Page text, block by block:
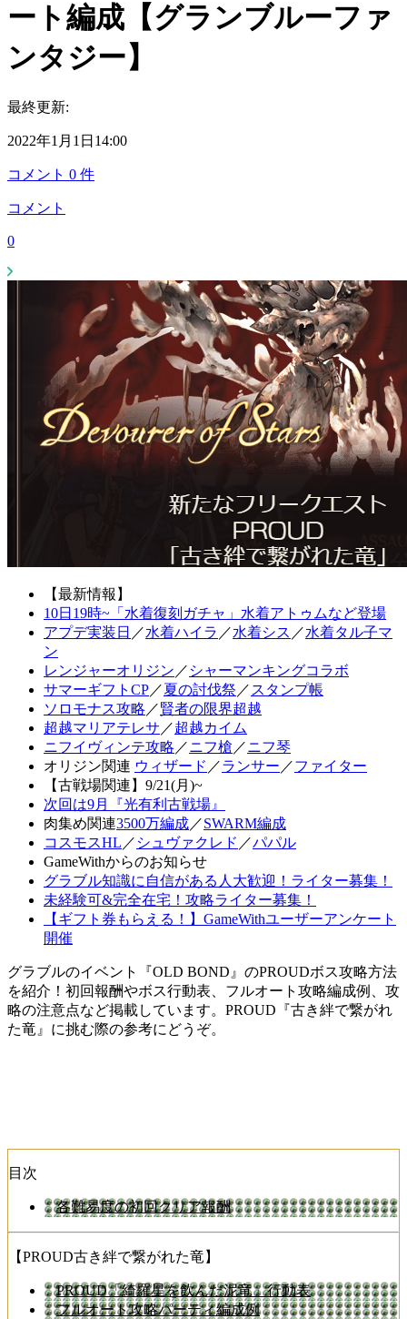
ート編成【グランブルーファ
ンタジー】
最終更新:
2022年1月1日14:00
コメント 0 件
コメント
0
【最新情報】
10日19時~「水着復刻ガチャ」水着アトゥムなど登場
アプデ実装日 ／水着ハイラ ／水着シス ／水着タル子マ
ン
レンジャーオリジン ／ シャーマンキングコラボ
サマーギフトCP／夏の討伐祭 ／ スタンプ帳
ソロモナス攻略 ／賢者の限界超越
超越マリアテレサ ／超越カイム
ニフイヴィンテ攻略 ／ニフ槍 ／ニフ琴
オリジン関連 ウィザード ／ランサー ／ファイター
【古戦場関連】9/21(月)~
次回は9月『光有利古戦場』
肉集め関連3500万編成／SWARM編成
コスモスHL ／ シュヴァクレド ／パパル
GameWithからのお知らせ
グラブル知識に自信がある人大歓迎！ライター募集！
未経験可&完全在宅！攻略ライター募集！
【ギフト券もらえる！】GameWithユーザーアンケート
開催
グラブルのイベント『OLD BOND』のPROUDボス攻略方法
を紹介！初回報酬やボス行動表、フルオート攻略編成例、攻
略の注意点など掲載しています。PROUD『古き絆で繋がれ
た竜』に挑む際の参考にどうぞ。
目次
各難易度の初回クリア報酬
【PROUD古き絆で繋がれた竜】
PROUD「綺羅星を飲んだ泥竜」行動表
フルオート攻略パーティ編成例